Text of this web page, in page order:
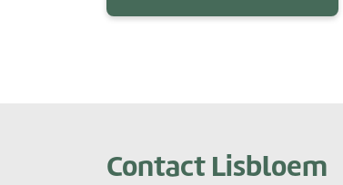
Contact Lisbloem